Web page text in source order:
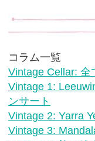
コラム一覧
Vintage Cellar: 全
Vintage 1:
ンサート
Vintage 2: Yarra
Vintage 3: